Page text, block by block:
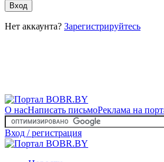
Вход
Нет аккаунта? Зарегистрируйтесь
О насНаписать письмоРеклама на
Вход / регистрация